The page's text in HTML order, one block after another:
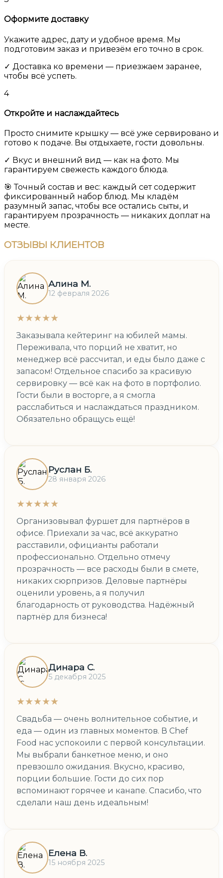
Оформите доставку
Укажите адрес, дату и удобное время. Мы
подготовим заказ и привезём его точно в срок.
✓ Доставка ко времени — приезжаем заранее,
чтобы всё успеть.
4
Откройте и наслаждайтесь
Просто снимите крышку — всё уже сервировано и
готово к подаче. Вы отдыхаете, гости довольны.
✓ Вкус и внешний вид — как на фото. Мы
гарантируем свежесть каждого блюда.
🎯 Точный состав и вес: каждый сет содержит
фиксированный набор блюд. Мы кладём
разумный запас, чтобы все остались сыты, и
гарантируем прозрачность — никаких доплат на
месте.
ОТЗЫВЫ КЛИЕНТОВ
Алина М.
12 февраля 2026
★★★★★
Заказывала кейтеринг на юбилей мамы.
Переживала, что порций не хватит, но
менеджер всё рассчитал, и еды было даже с
запасом! Отдельное спасибо за красивую
сервировку — всё как на фото в портфолио.
Гости были в восторге, а я смогла
расслабиться и наслаждаться праздником.
Обязательно обращусь ещё!
Руслан Б.
28 января 2026
★★★★★
Организовывал фуршет для партнёров в
офисе. Приехали за час, всё аккуратно
расставили, официанты работали
профессионально. Отдельно отмечу
прозрачность — все расходы были в смете,
никаких сюрпризов. Деловые партнёры
оценили уровень, а я получил
благодарность от руководства. Надёжный
партнёр для бизнеса!
Динара С.
5 декабря 2025
★★★★★
Свадьба — очень волнительное событие, и
еда — один из главных моментов. В Chef
Food нас успокоили с первой консультации.
Мы выбрали банкетное меню, и оно
превзошло ожидания. Вкусно, красиво,
порции большие. Гости до сих пор
вспоминают горячее и канапе. Спасибо, что
сделали наш день идеальным!
Елена В.
15 ноября 2025